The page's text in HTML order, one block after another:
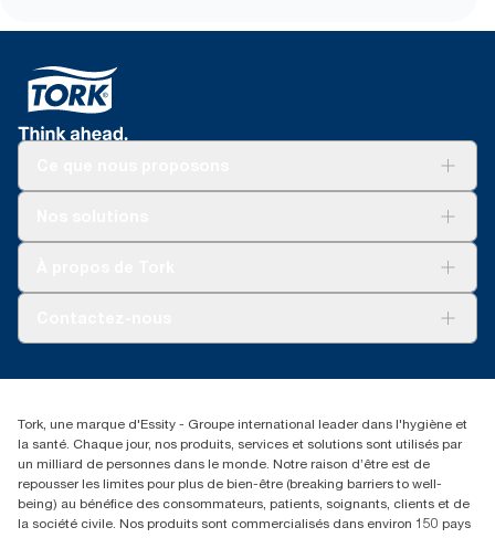
01 85 07 92 00
Tork, une marque d'Essity - Groupe international leader dans l'hygiène et
la santé. Chaque jour, nos produits, services et solutions sont utilisés par
un milliard de personnes dans le monde. Notre raison d’être est de
repousser les limites pour plus de bien-être (breaking barriers to well-
being) au bénéfice des consommateurs, patients, soignants, clients et de
la société civile. Nos produits sont commercialisés dans environ 150 pays